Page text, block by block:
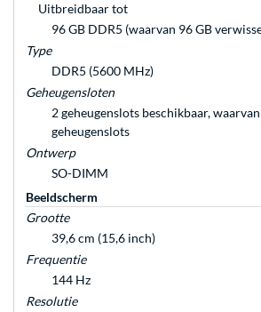
Uitbreidbaar tot
96 GB DDR5 (waarvan 96 GB
Type
DDR5 (5600 MHz)
Geheugensloten
2 geheugenslots beschikbaar,
geheugenslots
Ontwerp
SO-DIMM
Beeldscherm
Grootte
39,6 cm (15,6 inch)
Frequentie
144 Hz
Resolutie